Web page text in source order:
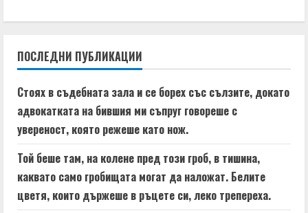
i
n
u
e
R
e
a
ПОСЛЕДНИ ПУБЛИКАЦИИ
Стоях в съдебната зала и се борех със сълзите, докато
адвокатката на бившия ми съпруг говореше с
увереност, която режеше като нож.
Той беше там, на колене пред този гроб, в тишина,
каквато само гробищата могат да наложат. Белите
цветя, които държеше в ръцете си, леко трепереха.